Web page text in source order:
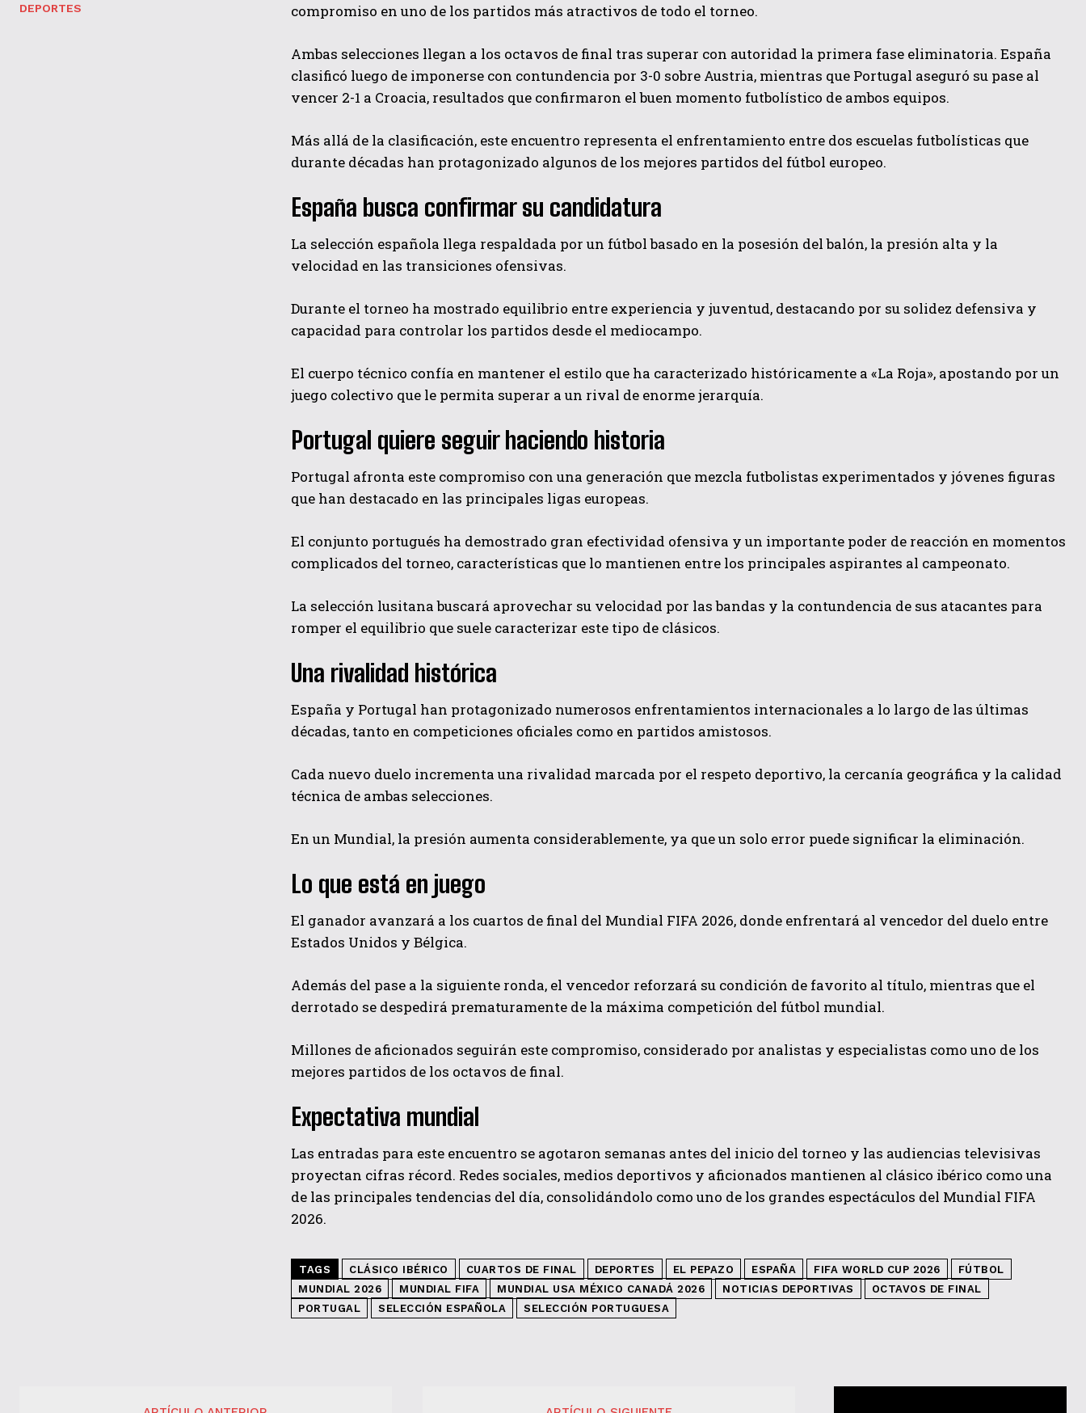
He leído y acepto lasPolítica de privacidad.
DEPORTES
compromiso en uno de los partidos más atractivos de todo el torneo.
Ambas selecciones llegan a los octavos de final tras superar con autoridad la primera fase eliminatoria. España
clasificó luego de imponerse con contundencia por 3-0 sobre Austria, mientras que Portugal aseguró su pase al
vencer 2-1 a Croacia, resultados que confirmaron el buen momento futbolístico de ambos equipos.
Más allá de la clasificación, este encuentro representa el enfrentamiento entre dos escuelas futbolísticas que
durante décadas han protagonizado algunos de los mejores partidos del fútbol europeo.
España busca confirmar su candidatura
La selección española llega respaldada por un fútbol basado en la posesión del balón, la presión alta y la
velocidad en las transiciones ofensivas.
Durante el torneo ha mostrado equilibrio entre experiencia y juventud, destacando por su solidez defensiva y
capacidad para controlar los partidos desde el mediocampo.
El cuerpo técnico confía en mantener el estilo que ha caracterizado históricamente a «La Roja», apostando por un
juego colectivo que le permita superar a un rival de enorme jerarquía.
Portugal quiere seguir haciendo historia
Portugal afronta este compromiso con una generación que mezcla futbolistas experimentados y jóvenes figuras
que han destacado en las principales ligas europeas.
El conjunto portugués ha demostrado gran efectividad ofensiva y un importante poder de reacción en momentos
complicados del torneo, características que lo mantienen entre los principales aspirantes al campeonato.
La selección lusitana buscará aprovechar su velocidad por las bandas y la contundencia de sus atacantes para
romper el equilibrio que suele caracterizar este tipo de clásicos.
Una rivalidad histórica
España y Portugal han protagonizado numerosos enfrentamientos internacionales a lo largo de las últimas
décadas, tanto en competiciones oficiales como en partidos amistosos.
Cada nuevo duelo incrementa una rivalidad marcada por el respeto deportivo, la cercanía geográfica y la calidad
técnica de ambas selecciones.
En un Mundial, la presión aumenta considerablemente, ya que un solo error puede significar la eliminación.
Lo que está en juego
El ganador avanzará a los cuartos de final del Mundial FIFA 2026, donde enfrentará al vencedor del duelo entre
Estados Unidos y Bélgica.
Además del pase a la siguiente ronda, el vencedor reforzará su condición de favorito al título, mientras que el
derrotado se despedirá prematuramente de la máxima competición del fútbol mundial.
Millones de aficionados seguirán este compromiso, considerado por analistas y especialistas como uno de los
mejores partidos de los octavos de final.
Expectativa mundial
Las entradas para este encuentro se agotaron semanas antes del inicio del torneo y las audiencias televisivas
proyectan cifras récord. Redes sociales, medios deportivos y aficionados mantienen al clásico ibérico como una
de las principales tendencias del día, consolidándolo como uno de los grandes espectáculos del Mundial FIFA
2026.
TAGS CLÁSICO IBÉRICO CUARTOS DE FINAL DEPORTES EL PEPAZO ESPAÑA FIFA WORLD CUP 2026
FÚTBOL
MUNDIAL 2026
MUNDIAL FIFA MUNDIAL USA MÉXICO CANADÁ 2026 NOTICIAS DEPORTIVAS
OCTAVOS DE FINAL
PORTUGAL
SELECCIÓN ESPAÑOLA SELECCIÓN PORTUGUESA